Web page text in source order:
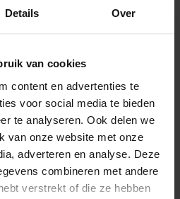
Details Over
van cookies
content en advertenties te
voor social media te bieden
te analyseren. Ook delen we
van onze website met onze
adverteren en analyse. Deze
combineren met andere
verstrekt of die ze hebben
als de organisatie een
om deze klantdoelstellingen
de servicegraad.
SAMENWERKING
het effectief integreren van deze
Over het algemeen zijn
bij om iets op te zetten, maar op